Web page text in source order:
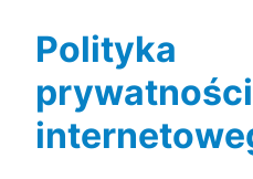
Polityka